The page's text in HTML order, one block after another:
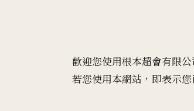
歡迎您使用根本超會有限
若您使用本網站，即表示